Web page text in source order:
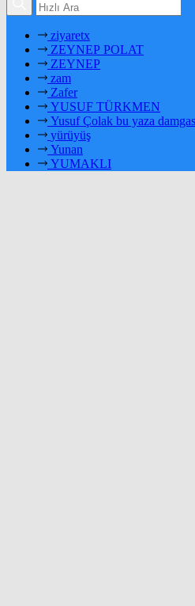
ziyaretx
ZEYNEP POLAT
ZEYNEP
zam
Zafer
YUSUF TÜRKMEN
Yusuf Çolak bu yaza
yürüyüş
Yunan
YUMAKLI